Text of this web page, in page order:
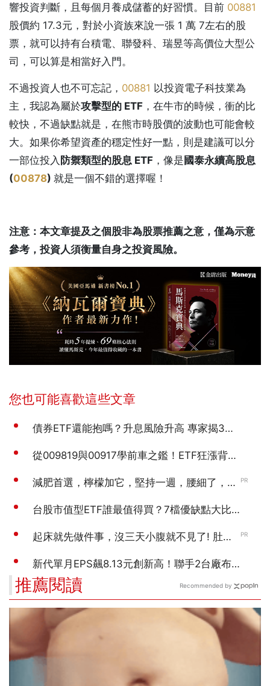
響投資判斷，且每個月養成儲蓄的好習慣。目前 00881
股價約 17.3元，對於小資族來說一張 1 萬 7左右的股
票，就可以持有台積電、聯發科、瑞昱等高價位大型公
司，可以算是相當好入門。
不過投資人也不可忘記， 00881 以投資電子科技業為
主，我認為屬於攻擊型的 ETF ，在牛市的時候，衝的比
較快，不過缺點就是，在熊市時股價的波動也可能會較
大。如果你希望資產的穩定性好一點，則是建議可以分
一部位投入 防禦類型的股息 ETF ，像是 國泰永續高股息
(00878) 就是一個不錯的選擇喔！
注意：本文章提及之個股非為股票推薦之意，僅為示意
參考，投資人須衡量自身之投資風險。
推薦閱讀 Recommended by